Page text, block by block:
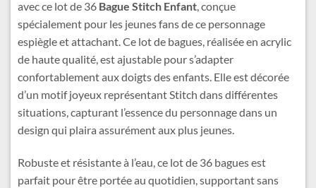
avec ce lot de 36 Bague Stitch Enfant , conçue
spécialement pour les jeunes fans de ce personnage
espiègle et attachant. Ce lot de bagues, réalisée en acrylic
de haute qualité, est ajustable pour s’adapter
confortablement aux doigts des enfants. Elle est décorée
d’un motif joyeux représentant Stitch dans différentes
situations, capturant l’essence du personnage dans un
design qui plaira assurément aux plus jeunes.
Robuste et résistante à l’eau, ce lot de 36 bagues est
parfait pour être portée au quotidien, supportant sans